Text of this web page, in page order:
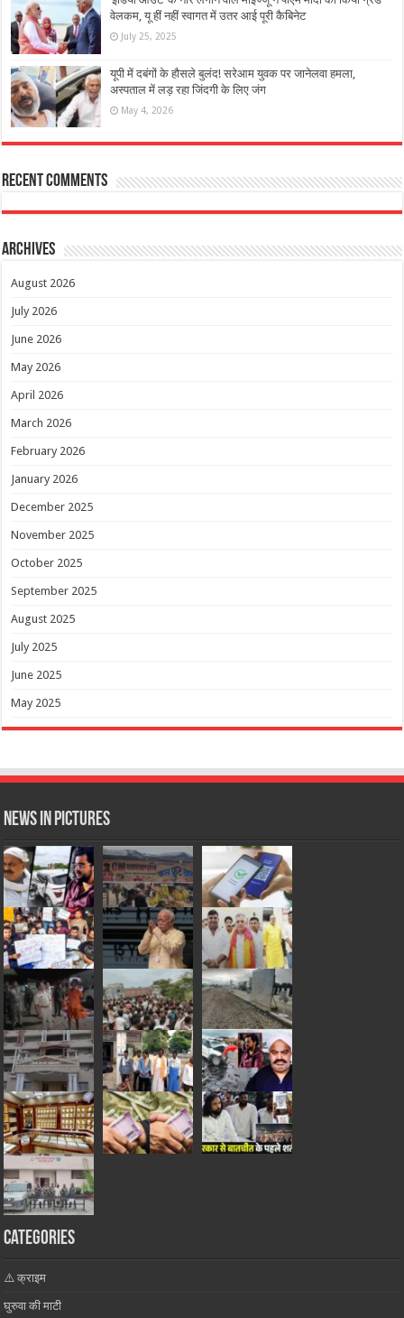
वेलकम, यू हीं नहीं स्वागत में उतर आई पूरी कैबिनेट
July 25, 2025
यूपी में दबंगों के हौसले बुलंद! सरेआम युवक पर जानेलवा हमला,
अस्पताल में लड़ रहा जिंदगी के लिए जंग
May 4, 2026
Recent Comments
Archives
August 2026
July 2026
June 2026
May 2026
April 2026
March 2026
February 2026
January 2026
December 2025
November 2025
October 2025
September 2025
August 2025
July 2025
June 2025
May 2025
News in Pictures
Categories
⚠️ क्राइम
घुरुवा की माटी